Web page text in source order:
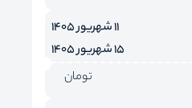
11 شهریور 1405
15 شهریور 1405
تومان